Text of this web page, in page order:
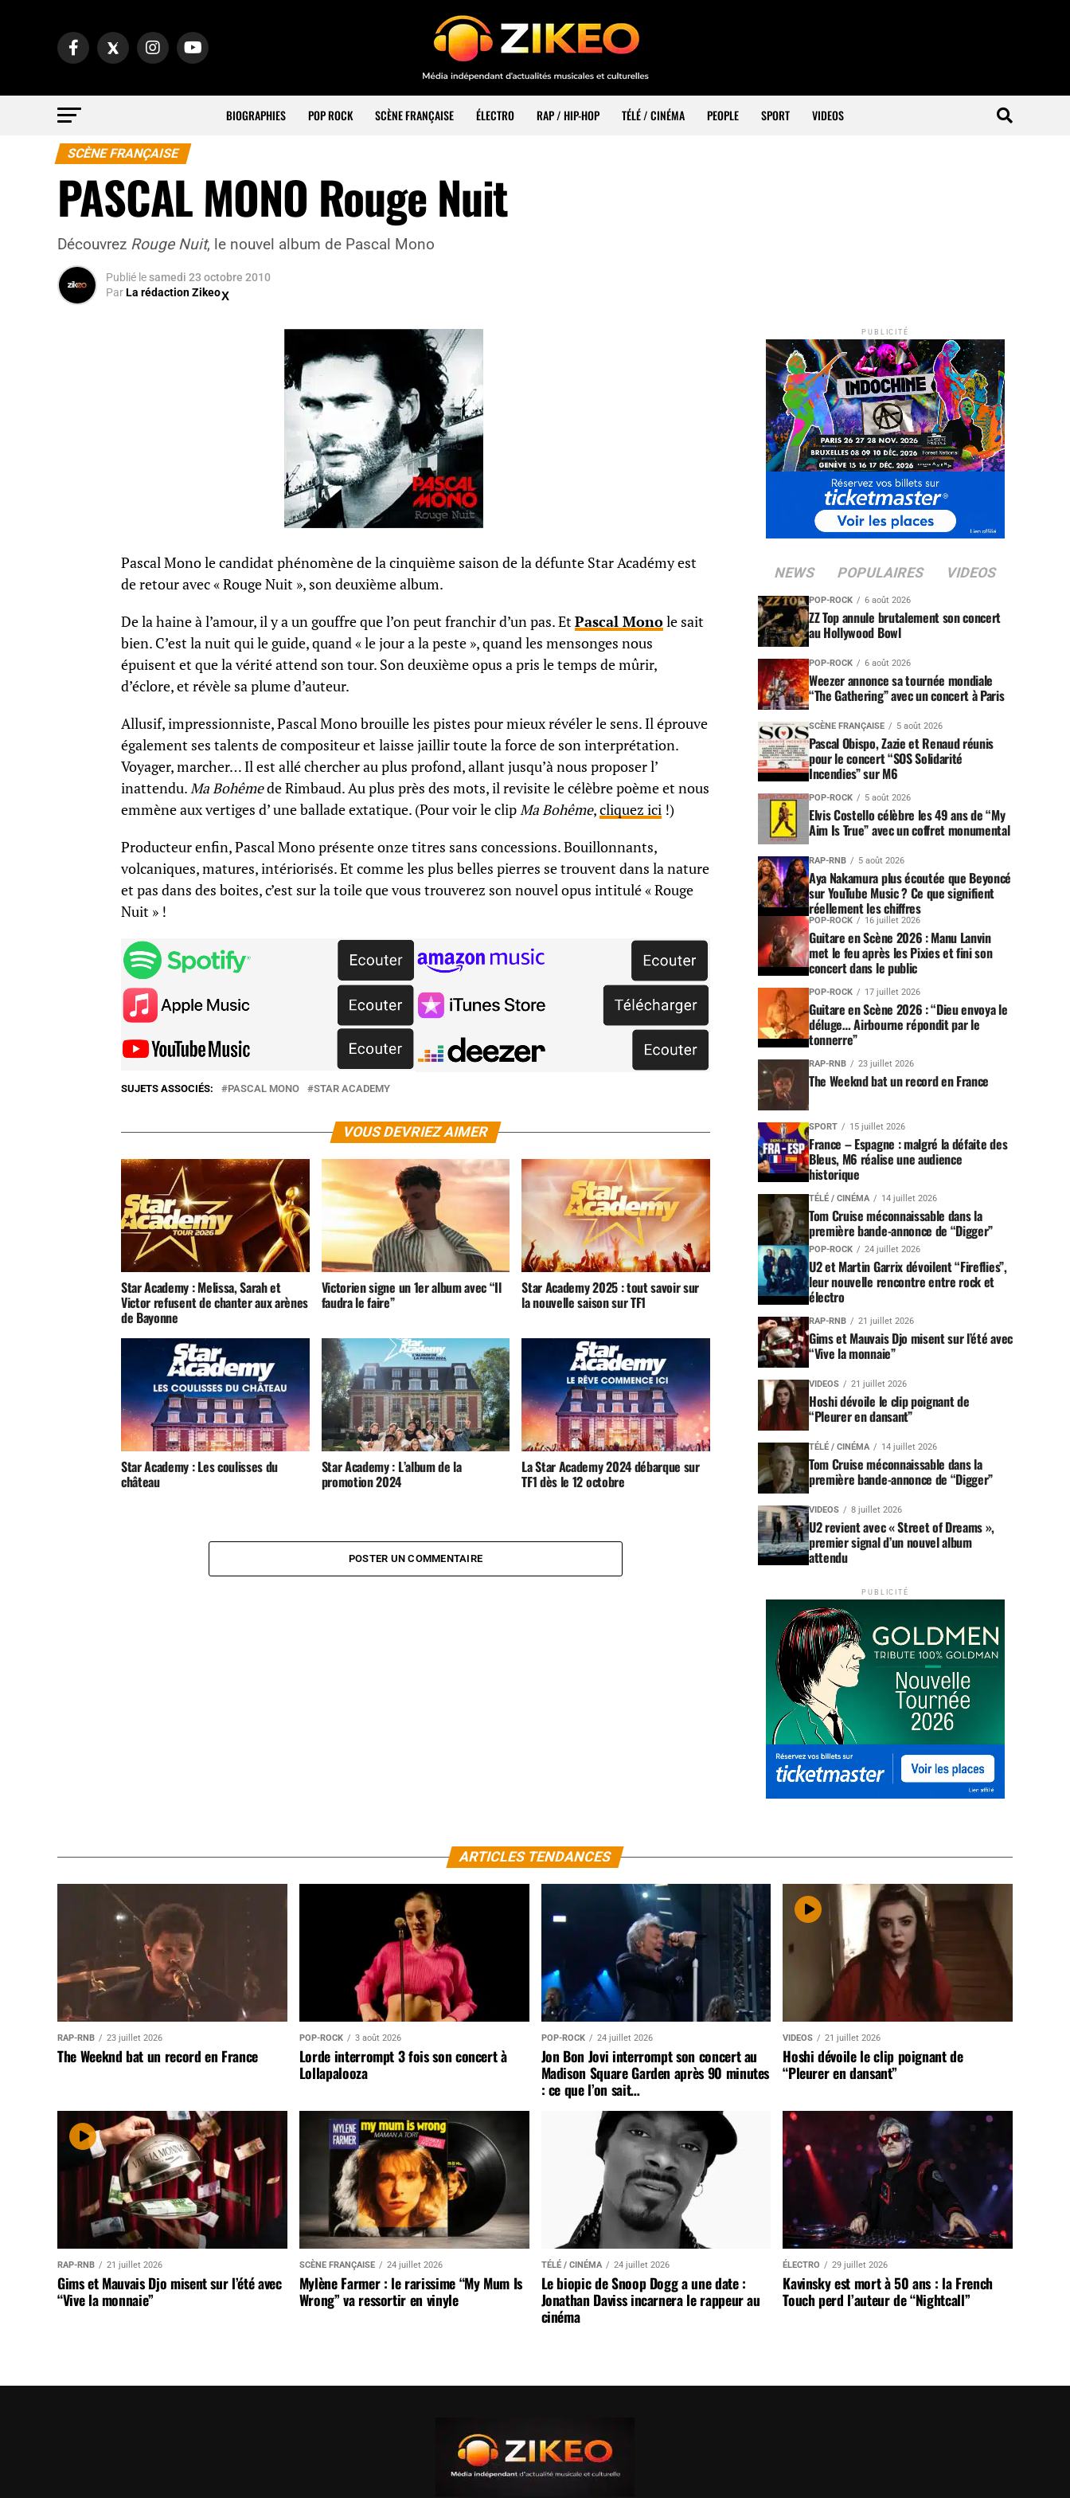
BIOGRAPHIES POP ROCK SCÈNE FRANÇAISE ÉLECTRO RAP / HIP-HOP TÉLÉ / CINÉMA PEOPLE SPORT VIDEOS
SCÈNE FRANÇAISE
PASCAL MONO Rouge Nuit
Découvrez Rouge Nuit, le nouvel album de Pascal Mono
Publié lesamedi 23 octobre 2010
ParLa rédaction Zikeo
Pascal Mono le candidat phénomène de la cinquième saison de la défunte Star Académy est
de retour avec « Rouge Nuit », son deuxième album.
De la haine à l’amour, il y a un gouffre que l’on peut franchir d’un pas. EtPascal Monole sait
bien. C’est la nuit qui le guide, quand « le jour a la peste », quand les mensonges nous
épuisent et que la vérité attend son tour. Son deuxième opus a pris le temps de mûrir,
d’éclore, et révèle sa plume d’auteur.
Allusif, impressionniste, Pascal Mono brouille les pistes pour mieux révéler le sens. Il éprouve
également ses talents de compositeur et laisse jaillir toute la force de son interprétation.
Voyager, marcher… Il est allé chercher au plus profond, allant jusqu’à nous proposer l’
inattendu.Ma Bohêmede Rimbaud. Au plus près des mots, il revisite le célèbre poème et nous
emmène aux vertiges d’ une ballade extatique. (Pour voir le clipMa Bohême,cliquez ici !)
Producteur enfin, Pascal Mono présente onze titres sans concessions. Bouillonnants,
volcaniques, matures, intériorisés. Et comme les plus belles pierres se trouvent dans la nature
et pas dans des boites, c’est sur la toile que vous trouverez son nouvel opus intitulé « Rouge
Nuit » !
SUJETS ASSOCIÉS: PASCAL MONO STAR ACADEMY
VOUS DEVRIEZ AIMER
Star Academy : Melissa, Sarah et
Victor refusent de chanter aux arènes
de Bayonne
Victorien signe un 1er album avec “Il
faudra le faire”
Star Academy 2025 : tout savoir sur
la nouvelle saison sur TF1
Star Academy : Les coulisses du
château
Star Academy : L’album de la
promotion 2024
La Star Academy 2024 débarque sur
TF1 dès le 12 octobre
POSTER UN COMMENTAIRE
PUBLICITÉ
NEWS POPULAIRES VIDEOS
POP-ROCK 6 août 2026
ZZ Top annule brutalement son concert
au Hollywood Bowl
POP-ROCK 6 août 2026
Weezer annonce sa tournée mondiale
“The Gathering” avec un concert à Paris
SCÈNE FRANÇAISE 5 août 2026
Pascal Obispo, Zazie et Renaud réunis
pour le concert “SOS Solidarité
Incendies” sur M6
POP-ROCK 5 août 2026
Elvis Costello célèbre les 49 ans de “My
Aim Is True” avec un coffret monumental
RAP-RNB 5 août 2026
Aya Nakamura plus écoutée que Beyoncé
sur YouTube Music ? Ce que signifient
réellement les chiffres
POP-ROCK 16 juillet 2026
Guitare en Scène 2026 : Manu Lanvin
met le feu après les Pixies et fini son
concert dans le public
POP-ROCK 17 juillet 2026
Guitare en Scène 2026 : “Dieu envoya le
déluge… Airbourne répondit par le
tonnerre”
RAP-RNB 23 juillet 2026
The Weeknd bat un record en France
SPORT 15 juillet 2026
France – Espagne : malgré la défaite des
Bleus, M6 réalise une audience
historique
TÉLÉ / CINÉMA 14 juillet 2026
Tom Cruise méconnaissable dans la
première bande-annonce de “Digger”
POP-ROCK 24 juillet 2026
U2 et Martin Garrix dévoilent “Fireflies”,
leur nouvelle rencontre entre rock et
électro
RAP-RNB 21 juillet 2026
Gims et Mauvais Djo misent sur l’été avec
“Vive la monnaie”
VIDEOS 21 juillet 2026
Hoshi dévoile le clip poignant de
“Pleurer en dansant”
TÉLÉ / CINÉMA 14 juillet 2026
Tom Cruise méconnaissable dans la
première bande-annonce de “Digger”
VIDEOS 8 juillet 2026
U2 revient avec « Street of Dreams »,
premier signal d’un nouvel album
attendu
PUBLICITÉ
ARTICLES TENDANCES
RAP-RNB 23 juillet 2026
The Weeknd bat un record en France
POP-ROCK 3 août 2026
Lorde interrompt 3 fois son concert à
Lollapalooza
POP-ROCK 24 juillet 2026
Jon Bon Jovi interrompt son concert au
Madison Square Garden après 90 minutes
: ce que l’on sait…
VIDEOS 21 juillet 2026
Hoshi dévoile le clip poignant de
“Pleurer en dansant”
RAP-RNB 21 juillet 2026
Gims et Mauvais Djo misent sur l’été avec
“Vive la monnaie”
SCÈNE FRANÇAISE 24 juillet 2026
Mylène Farmer : le rarissime “My Mum Is
Wrong” va ressortir en vinyle
TÉLÉ / CINÉMA 24 juillet 2026
Le biopic de Snoop Dogg a une date :
Jonathan Daviss incarnera le rappeur au
cinéma
ÉLECTRO 29 juillet 2026
Kavinsky est mort à 50 ans : la French
Touch perd l’auteur de “Nightcall”